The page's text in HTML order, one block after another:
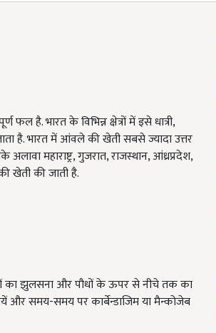
है. भारत के विभिन्न क्षेत्रों में इसे धात्री,
है. भारत में आंवले की खेती सबसे ज्यादा उत्तर
महाराष्ट्र, गुजरात, राजस्थान, आंध्रप्रदेश,
खेती की जाती है.
का झुलसना और पौधों के ऊपर से नीचे तक का
समय-समय पर कार्बेन्डाजिम या मैन्कोजेब